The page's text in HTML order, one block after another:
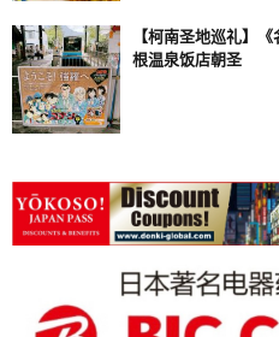
【柯南圣地巡礼】
根温泉饭店朝圣